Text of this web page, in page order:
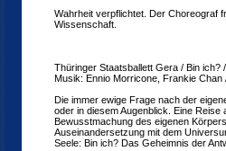
Wahrheit verpflichtet. Der Choreograf
Wissenschaft.
Thüringer Staatsballett Gera / Bin
Musik: Ennio Morricone, Frankie
Die immer ewige Frage nach der
oder in diesem Augenblick. Eine
Bewusstmachung des eigenen
Auseinandersetzung mit dem
Seele: Bin ich? Das Geheimnis der